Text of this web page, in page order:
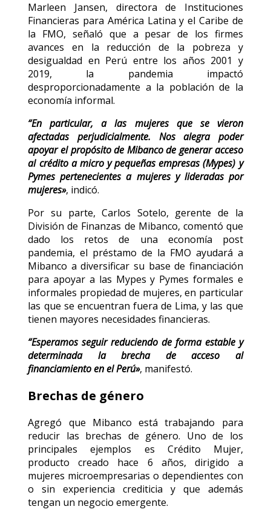
Marleen Jansen, directora de Instituciones
Financieras para América Latina y el Caribe de
la FMO, señaló que a pesar de los firmes
avances en la reducción de la pobreza y
desigualdad en Perú entre los años 2001 y
2019, la pandemia impactó
desproporcionadamente a la población de la
economía informal.
“En particular, a las mujeres que se vieron
afectadas perjudicialmente. Nos alegra poder
apoyar el propósito de Mibanco de generar acceso
al crédito a micro y pequeñas empresas (Mypes) y
Pymes pertenecientes a mujeres y lideradas por
mujeres», indicó.
Por su parte, Carlos Sotelo, gerente de la
División de Finanzas de Mibanco, comentó que
dado los retos de una economía post
pandemia, el préstamo de la FMO ayudará a
Mibanco a diversificar su base de financiación
para apoyar a las Mypes y Pymes formales e
informales propiedad de mujeres, en particular
las que se encuentran fuera de Lima, y las que
tienen mayores necesidades financieras.
“Esperamos seguir reduciendo de forma estable y
determinada la brecha de acceso al
financiamiento en el Perú», manifestó.
Brechas de género
Agregó que Mibanco está trabajando para
reducir las brechas de género. Uno de los
principales ejemplos es Crédito Mujer,
producto creado hace 6 años, dirigido a
mujeres microempresarias o dependientes con
o sin experiencia crediticia y que además
tengan un negocio emergente.